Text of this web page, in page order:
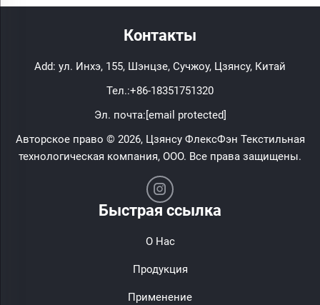
Контакты
Add: ул. Инхэ, 155, Шэнцзе, Сучжоу, Цзянсу, Китай
Тел.:+86-18351751320
Эл. почта:[email protected]
Авторское право © 2026, Цзянсу ФлексФэн Текстильная
технологическая компания, ООО. Все права защищены.
Быстрая ссылка
О Нас
Продукция
Применение